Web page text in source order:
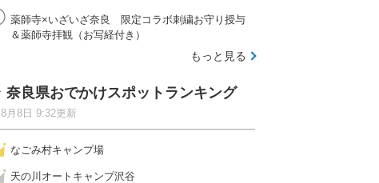
薬師寺×いざいざ奈良 限定コラボ刺繍お守り授与
＆薬師寺拝観（お写経付き）
もっと見る
奈良県おでかけスポットランキング
8月8日 9:32更新
なごみ村キャンプ場
天の川オートキャンプ沢谷